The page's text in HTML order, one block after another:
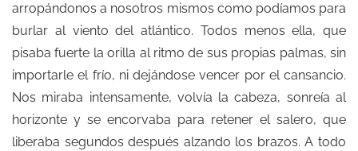
arropándonos a nosotros mismos como podíamos para
burlar al viento del atlántico. Todos menos ella, que
pisaba fuerte la orilla al ritmo de sus propias palmas, sin
importarle el frío, ni dejándose vencer por el cansancio.
Nos miraba intensamente, volvía la cabeza, sonreía al
horizonte y se encorvaba para retener el salero, que
liberaba segundos después alzando los brazos. A todo